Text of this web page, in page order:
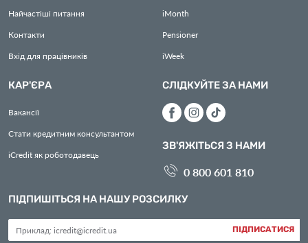
Найчастіші питання
Контакти
Вхід для працівників
iMonth
Pensioner
iWeek
КАР'ЄРА
Вакансії
Стати кредитним консультантом
iCredit як роботодавець
СЛІДКУЙТЕ ЗА НАМИ
ЗВ'ЯЖІТЬСЯ З НАМИ
0 800 601 810
ПІДПИШІТЬСЯ НА НАШУ РОЗСИЛКУ
ПІДПИСАТИСЯ